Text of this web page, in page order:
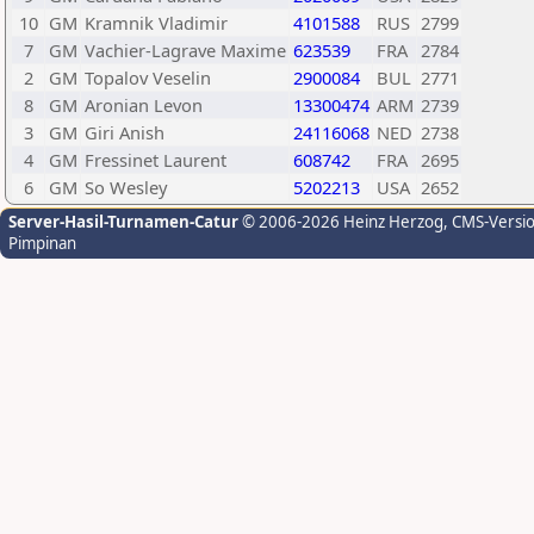
10 GM Kramnik Vladimir 4101588 RUS 2799
7
GM Vachier-Lagrave Maxime 623539 FRA 2784
2
GM Topalov Veselin 2900084 BUL 2771
8
GM Aronian Levon 13300474 ARM 2739
3
GM Giri Anish 24116068 NED 2738
4
GM Fressinet Laurent 608742 FRA 2695
6
GM So Wesley 5202213 USA 2652
Server-Hasil-Turnamen-Catur© 2006-2026 Heinz Herzog, CMS-
Pimpinan